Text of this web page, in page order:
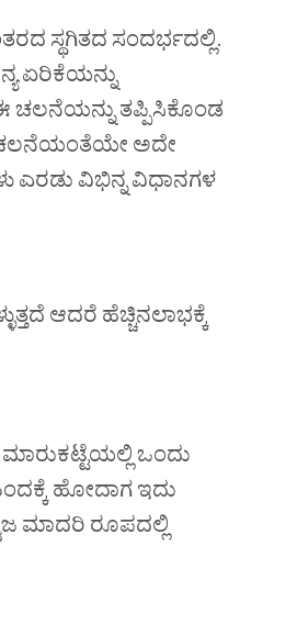
ಸ್ಥಗಿತದ ಸಂದರ್ಭದಲ್ಲಿ.
ಏರಿಕೆಯನ್ನು
ಚಲನೆಯನ್ನು ತಪ್ಪಿಸಿಕೊಂಡ
ಚಲನೆಯಂತೆಯೇ ಅದೇ
ಎರಡು ವಿಭಿನ್ನ ವಿಧಾನಗಳ
ಆದರೆ ಹೆಚ್ಚಿನಲಾಭಕ್ಕೆ
ಒಂದು
ಹೋದಾಗ ಇದು
ಮಾದರಿ ರೂಪದಲ್ಲಿ